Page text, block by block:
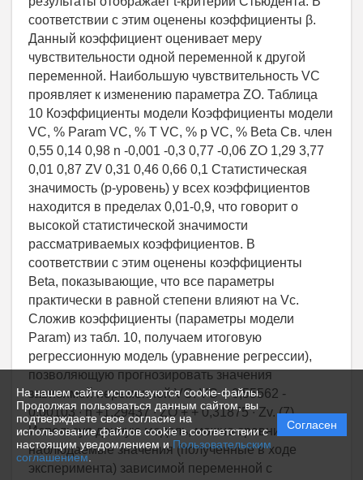
На нашем сайте используются cookie-файлы.
Продолжая пользоваться данным сайтом, вы
подтверждаете свое согласие на
использование файлов cookie в соответствии с
настоящим уведомлением иПользовательским
соглашением.
Согласен